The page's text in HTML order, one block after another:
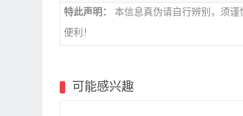
特此声明：
本信息真伪请自行辨别，须
便利！
可能感兴趣